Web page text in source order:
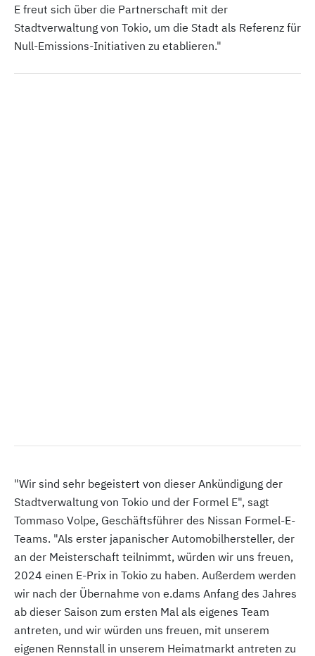
E freut sich über die Partnerschaft mit der
Stadtverwaltung von Tokio, um die Stadt als Referenz für
Null-Emissions-Initiativen zu etablieren."
"Wir sind sehr begeistert von dieser Ankündigung der
Stadtverwaltung von Tokio und der Formel E", sagt
Tommaso Volpe, Geschäftsführer des Nissan Formel-E-
Teams. "Als erster japanischer Automobilhersteller, der
an der Meisterschaft teilnimmt, würden wir uns freuen,
2024 einen E-Prix in Tokio zu haben. Außerdem werden
wir nach der Übernahme von e.dams Anfang des Jahres
ab dieser Saison zum ersten Mal als eigenes Team
antreten, und wir würden uns freuen, mit unserem
eigenen Rennstall in unserem Heimatmarkt antreten zu